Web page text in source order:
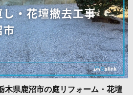
木県鹿沼市の庭リフォーム・花壇